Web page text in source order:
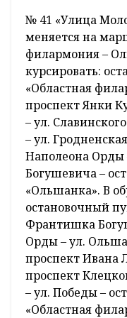
№ 41 «Улица
меняется на
филармония –
курсировать:
«Областная
проспект Янки
– ул.
– ул.
Наполеона
Богушевича –
«Ольшанка». В
остановочный
Франтишка
Орды – ул.
проспект Ивана
проспект
– ул. Победы –
«Областная